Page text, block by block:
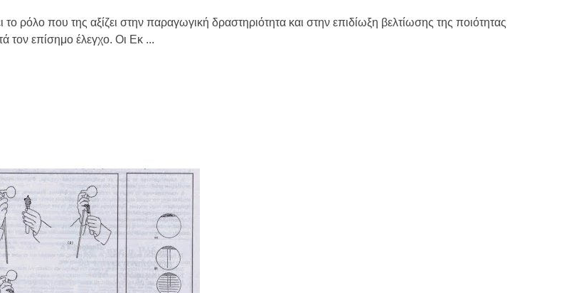
ρόλο που της αξίζει στην παραγωγική δραστηριότητα και στην επιδίωξη βελτίωσης της ποιότητας
τον επίσημο έλεγχο. Οι Εκ ...